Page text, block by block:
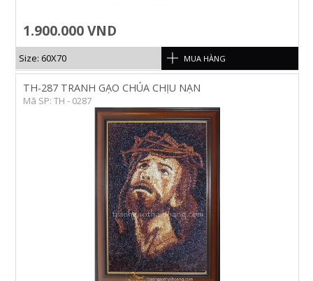
1.900.000 VND
Size: 60X70 MUA HÀNG
TH-287 TRANH GẠO CHÚA CHỊU NẠN
Mã SP: TH - 0287